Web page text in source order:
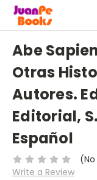
Abe
Otras
Autores.
Editorial,
Español
Write a Review